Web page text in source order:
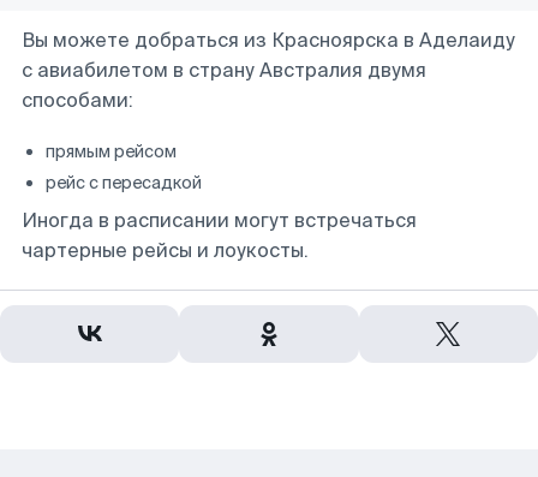
Вы можете добраться из Красноярска в Аделаиду
с авиабилетом в страну Австралия двумя
способами:
прямым рейсом
рейс с пересадкой
Иногда в расписании могут встречаться
чартерные рейсы и лоукосты.